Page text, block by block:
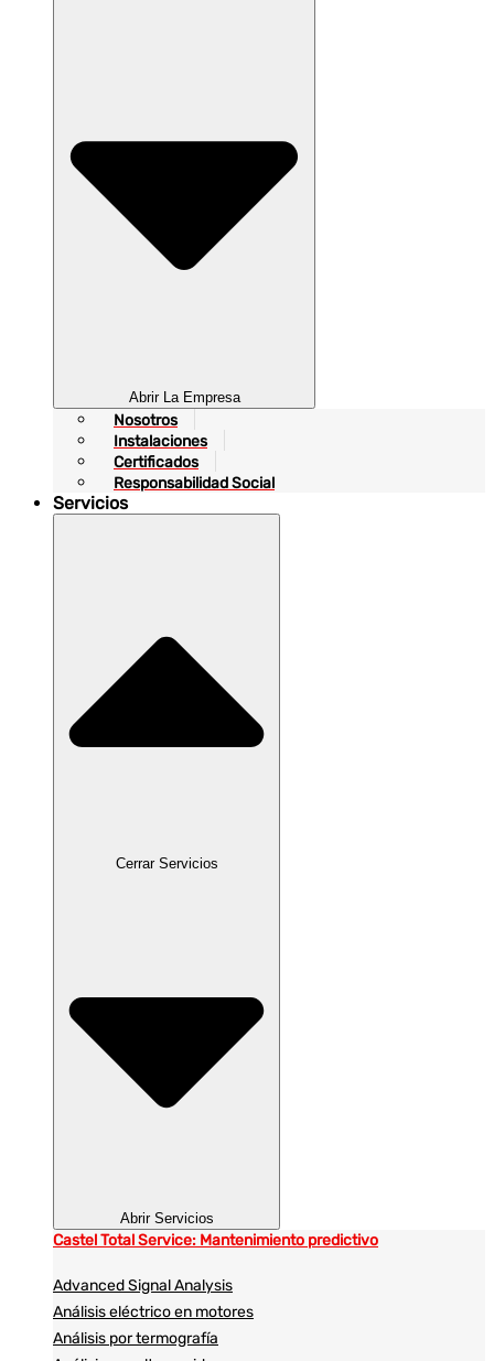
Abrir La Empresa
Nosotros
Instalaciones
Certificados
Responsabilidad Social
Servicios
Cerrar Servicios
Abrir Servicios
Castel Total Service: Mantenimiento predictivo
Advanced Signal Analysis
Análisis eléctrico en motores
Análisis por termografía